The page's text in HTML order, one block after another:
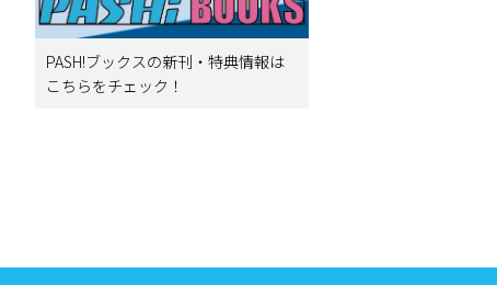
PASH!ブックスの新刊・特典情報は
こちらをチェック！